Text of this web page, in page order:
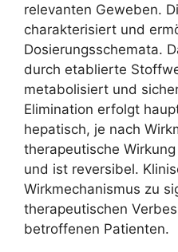
relevanten Geweben.
charakterisiert und
Dosierungsschemata.
durch etablierte
metabolisiert und
Elimination erfolgt
hepatisch, je nach
therapeutische
und ist reversibel.
Wirkmechanismus zu
therapeutischen
betroffenen Patienten.